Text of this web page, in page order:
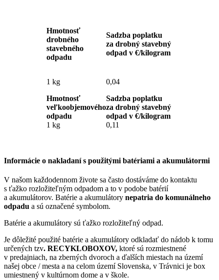
Hmotnosť
drobného
stavebného
odpadu
Sadzba poplatku
za drobný stavebný
odpad v €/kilogram
1 kg
0,04
Hmotnosť
veľkoobjemového
odpadu
Sadzba poplatku
za drobný stavebný
odpad v €/kilogram
1 kg
0,11
Informácie o nakladaní s použitými batériami a akumulátormi
V našom každodennom živote sa často dostáváme do kontaktu
s ťažko rozložiteľným odpadom a to v podobe batérií
a akumulátorov. Batérie a akumulátory nepatria do komunálneho
odpadu a sú označené symbolom.
Batérie a akumulátory sú ťažko rozložiteľný odpad.
Je dôležité použité batérie a akumulátory odkladať do nádob k tomu
určených tzv. RECYKLOBOXOV, ktoré sú rozmiestnené
v predajniach, na zberných dvoroch a ďalších miestach na území
našej obce / mesta a na celom území Slovenska, v Trávnici je box
umiestnený v kultúrnom dome a v škole.